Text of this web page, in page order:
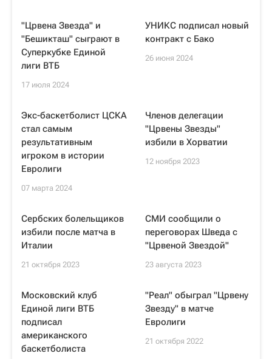
"Црвена Звезда" и
"Бешикташ" сыграют в
Суперкубке Единой
лиги ВТБ
17 июля 2024
УНИКС подписал новый
контракт с Бако
26 июня 2024
Экс-баскетболист ЦСКА
стал самым
результативным
игроком в истории
Евролиги
07 марта 2024
Членов делегации
"Црвены Звезды"
избили в Хорватии
12 ноября 2023
Сербских болельщиков
избили после матча в
Италии
21 октября 2023
СМИ сообщили о
переговорах Шведа с
"Црвеной Звездой"
23 августа 2023
Московский клуб
Единой лиги ВТБ
подписал
американского
баскетболиста
"Реал" обыграл "Црвену
Звезду" в матче
Евролиги
21 октября 2022